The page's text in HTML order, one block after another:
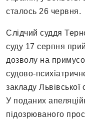
сталось 26 червня.
Слідчий суддя
суду 17 серпня
дозволу на
судово-
закладу Львівської
У поданих
підозрюваного